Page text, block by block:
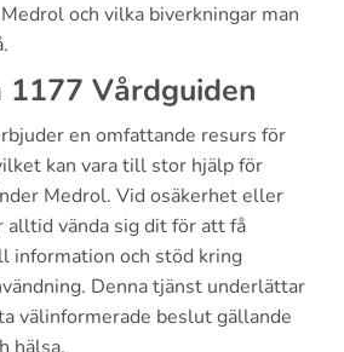
och vilka biverkningar man
Vårdguiden
en omfattande resurs för
kan vara till stor hjälp för
Medrol. Vid osäkerhet eller
alltid vända sig dit för att få
information och stöd kring
Denna tjänst underlättar
välinformerade beslut gällande